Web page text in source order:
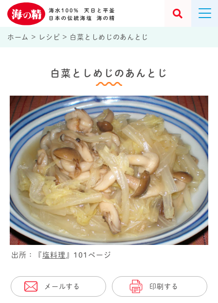
ホーム > レシピ > 白菜としめじのあんとじ
白菜としめじのあんとじ
出所：『塩料理 』101ページ
メールする 印刷する